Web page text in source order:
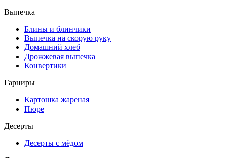
Выпечка
Блины и блинчики
Выпечка на скорую руку
Домашний хлеб
Дрожжевая выпечка
Конвертики
Гарниры
Картошка жареная
Пюре
Десерты
Десерты с мёдом